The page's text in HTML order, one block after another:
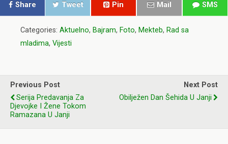
Share Tweet Pin Mail SMS
Categories: Aktuelno, Bajram, Foto, Mekteb, Rad sa
mladima, Vijesti
Previous Post
Serija Predavanja Za
Djevojke I Žene Tokom
Ramazana U Janji
Next Post
Obilježen Dan Šehida U Janji